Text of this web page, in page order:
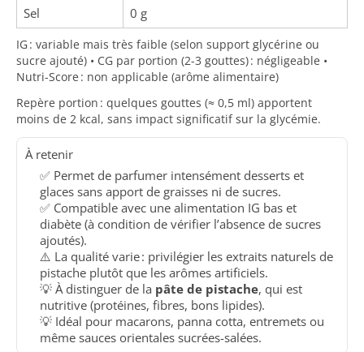
Sel
0 g
IG : variable mais très faible (selon support glycérine ou
sucre ajouté) • CG par portion (2-3 gouttes) : négligeable •
Nutri-Score : non applicable (arôme alimentaire)
Repère portion : quelques gouttes (≈ 0,5 ml) apportent
moins de 2 kcal, sans impact significatif sur la glycémie.
À retenir
✅ Permet de parfumer intensément desserts et
glaces sans apport de graisses ni de sucres.
✅ Compatible avec une alimentation IG bas et
diabète (à condition de vérifier l’absence de sucres
ajoutés).
⚠️ La qualité varie : privilégier les extraits naturels de
pistache plutôt que les arômes artificiels.
💡 À distinguer de la pâte de pistache, qui est
nutritive (protéines, fibres, bons lipides).
💡 Idéal pour macarons, panna cotta, entremets ou
même sauces orientales sucrées-salées.